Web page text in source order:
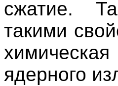
сжатие.
такими
ядерного